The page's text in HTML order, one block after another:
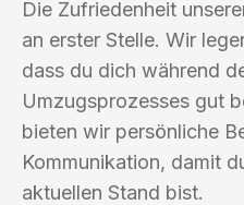
Die Zufriedenheit
an erster Stelle. Wir
dass du dich während
Umzugsprozesses gut
bieten wir persönliche
Kommunikation, damit
aktuellen Stand bist.